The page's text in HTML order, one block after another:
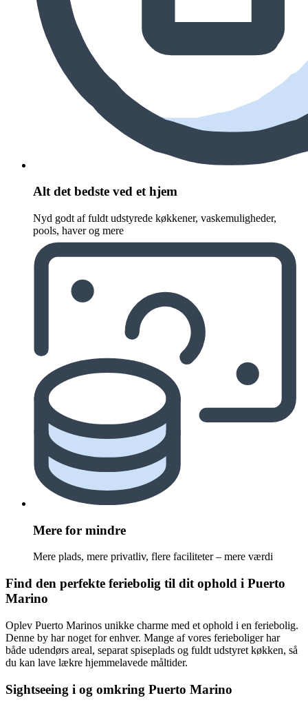
Alt det bedste ved et hjem
Nyd godt af fuldt udstyrede køkkener, vaskemuligheder,
pools, haver og mere
Mere for mindre
Mere plads, mere privatliv, flere faciliteter – mere værdi
Find den perfekte feriebolig til dit ophold i Puerto
Marino
Oplev Puerto Marinos unikke charme med et ophold i en feriebolig.
Denne by har noget for enhver. Mange af vores ferieboliger har
både udendørs areal, separat spiseplads og fuldt udstyret køkken, så
du kan lave lækre hjemmelavede måltider.
Sightseeing i og omkring Puerto Marino